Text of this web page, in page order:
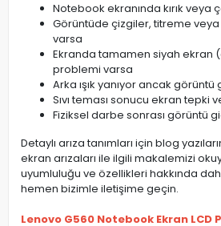
Notebook ekranında kırık veya
Görüntüde çizgiler, titreme
varsa
Ekranda tamamen siyah ekran
problemi varsa
Arka ışık yanıyor ancak
Sıvı teması sonucu ekran tepki
Fiziksel darbe sonrası görüntü
Detaylı arıza tanımları için blog
ekran arızaları ile ilgili makalemizi
uyumluluğu ve özellikleri hakkında
hemen bizimle iletişime geçin.
Lenovo G560 Notebook Ekran LCD